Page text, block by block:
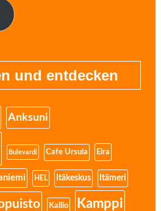
und entdecken
Anksuni
Bulevardi Cafe Ursula Eira
HEL Itäkeskus Itämeri
Kallio Kamppi